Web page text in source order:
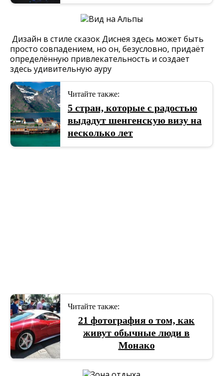
Дизайн в стиле сказок Диснея здесь может быть
просто совпадением, но он, безусловно, придаёт
определённую привлекательность и создает
здесь удивительную ауру
Читайте также:
5 стран, которые с радостью
выдадут шенгенскую визу на
несколько лет
Читайте также:
21 фотография о том, как
живут обычные люди в
Монако